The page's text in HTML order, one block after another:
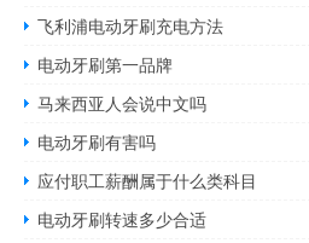
飞利浦电动牙刷充电方法
电动牙刷第一品牌
马来西亚人会说中文吗
电动牙刷有害吗
应付职工薪酬属于什么类科目
电动牙刷转速多少合适